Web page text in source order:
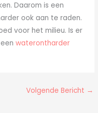
Daarom is een
ook aan te raden.
voor het milieu. Is er
eenwaterontharder
Volgende Bericht →